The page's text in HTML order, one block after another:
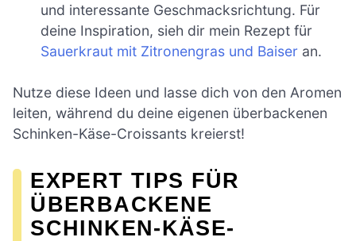
und interessante Geschmacksrichtung. Für
deine Inspiration, sieh dir mein Rezept für
Sauerkraut mit Zitronengras und Baiser an.
Nutze diese Ideen und lasse dich von den Aromen
leiten, während du deine eigenen überbackenen
Schinken-Käse-Croissants kreierst!
EXPERT TIPS FÜR
ÜBERBACKENE
SCHINKEN-KÄSE-